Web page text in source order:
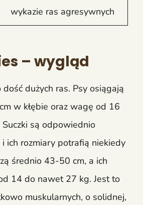
wykazie ras agresywnych
– wygląd
dużych ras. Psy osiągają
w kłębie oraz wagę od 16
są odpowiednio
i ich rozmiary potrafią niekiedy
średnio 43-50 cm, a ich
14 do nawet 27 kg. Jest to
muskularnych, o solidnej,